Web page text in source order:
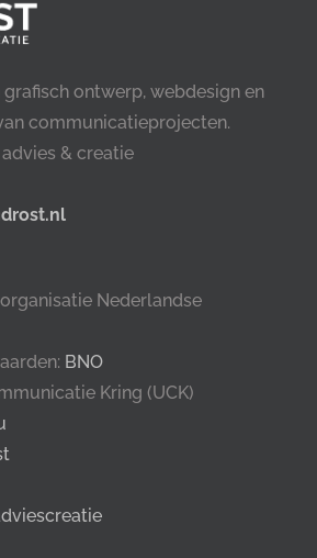
ontwerp, webdesign en
communicatieprojecten.
& creatie
Nederlandse
BNO
Kring (UCK)